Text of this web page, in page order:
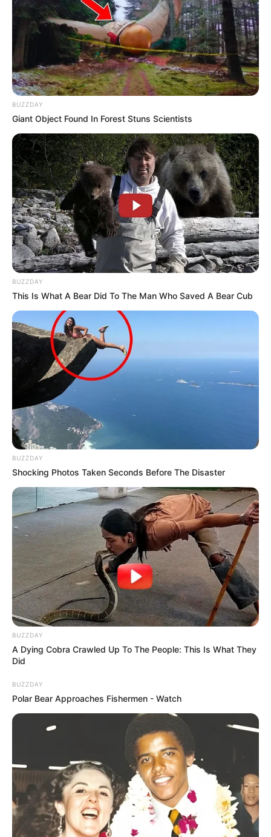
BUZZDAY
Giant Object Found In Forest Stuns Scientists
BUZZDAY
This Is What A Bear Did To The Man Who Saved A Bear Cub
BUZZDAY
Shocking Photos Taken Seconds Before The Disaster
BUZZDAY
A Dying Cobra Crawled Up To The People: This Is What They
Did
BUZZDAY
Polar Bear Approaches Fishermen - Watch